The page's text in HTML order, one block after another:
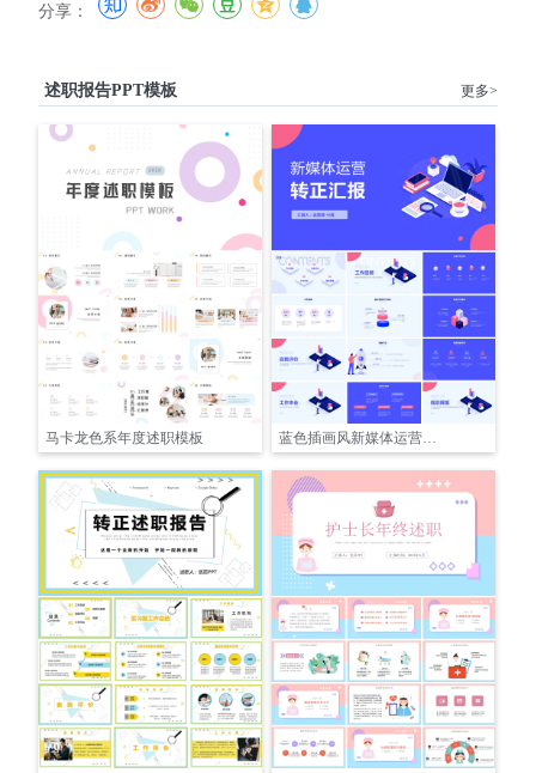
分享：
述职报告PPT模板 更多>
马卡龙色系年度述职模板